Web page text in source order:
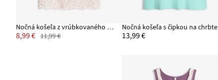
Nočná košeľa z vrúbkovaného materiálu
8,99 € 11,99 €
Nočná košeľa s čipkou na chrbte
13,99 €